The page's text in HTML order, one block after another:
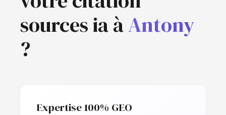
sources ia àAntony
?
Expertise 100% GEO